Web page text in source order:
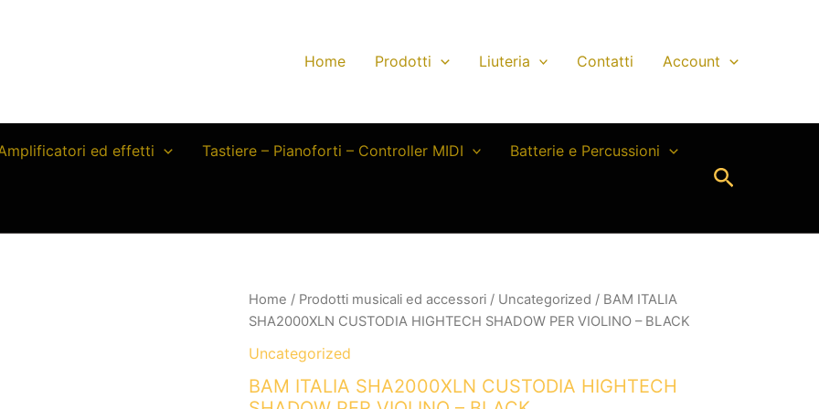
Home Prodotti Liuteria Contatti Account
ed effetti Tastiere – Pianoforti – Controller MIDI Batterie e Percussioni
Cerca
Home / Prodotti musicali ed accessori / Uncategorized / BAM ITALIA
SHA2000XLN CUSTODIA HIGHTECH SHADOW PER VIOLINO – BLACK
Uncategorized
BAM ITALIA SHA2000XLN CUSTODIA HIGHTECH